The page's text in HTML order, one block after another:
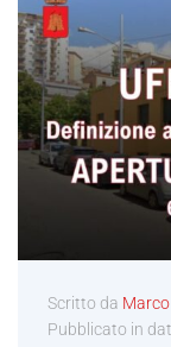
Scritto da
Pubblicato in